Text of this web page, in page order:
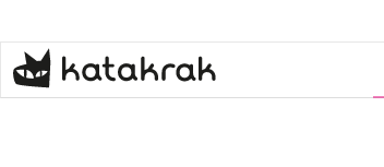
contenido
principal